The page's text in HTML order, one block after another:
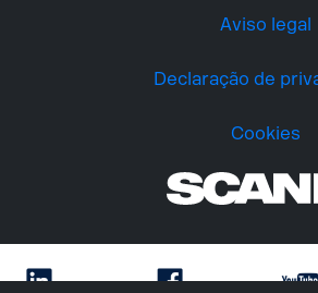
Aviso legal
Declaração de
Cookies